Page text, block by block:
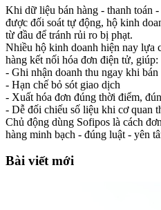
Khi dữ liệu bán hàng - thanh toán
được đối soát tự động, hộ kinh
từ đầu để tránh rủi ro bị phạt.
Nhiều hộ kinh doanh hiện nay lựa
hàng kết nối hóa đơn điện tử, giúp:
- Ghi nhận doanh thu ngay khi bán
- Hạn chế bỏ sót giao dịch
- Xuất hóa đơn đúng thời điểm,
- Dễ đối chiếu số liệu khi cơ quan
Chủ động dùng Sofipos là cách
hàng minh bạch - đúng luật - yên
Bài viết mới